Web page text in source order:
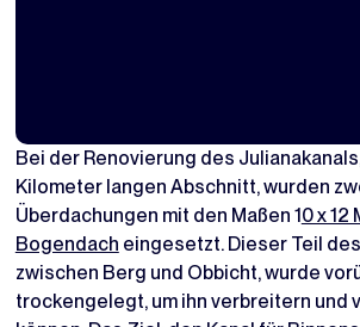
Bei der Renovierung des
Kilometer langen Abschnitt, wurden
Überdachungen mit den Maßen 10 x 12
Bogendach eingesetzt. Dieser Teil
zwischen Berg und Obbicht, wurde
trockengelegt, um ihn verbreitern und